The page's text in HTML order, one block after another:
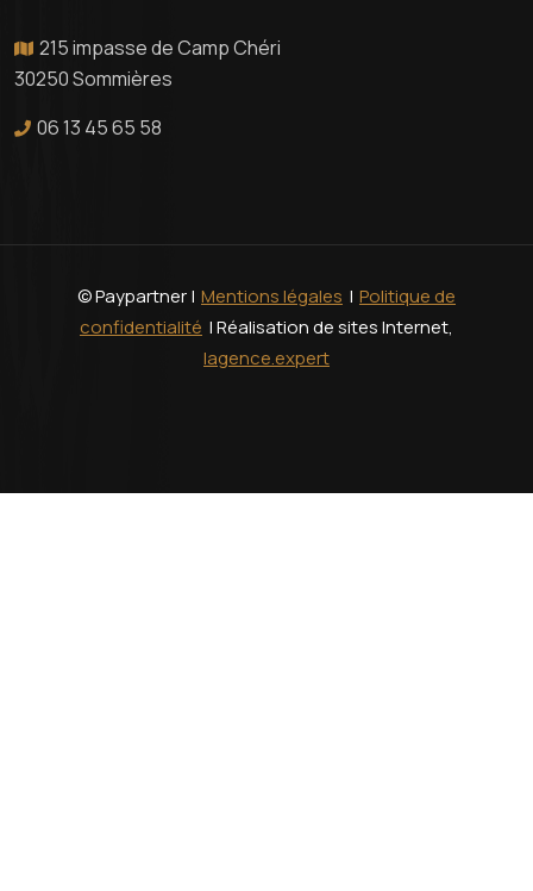
215 impasse de Camp Chéri
30250 Sommières
06 13 45 65 58
© Paypartner | Mentions légales | Politique de
confidentialité | Réalisation de sites Internet,
lagence.expert